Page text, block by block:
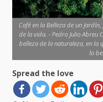
Café en la Belleza de un
de la vida. - Pedro Julio Abreu
belleza de la naturaleza, en la
lo
Spread the love